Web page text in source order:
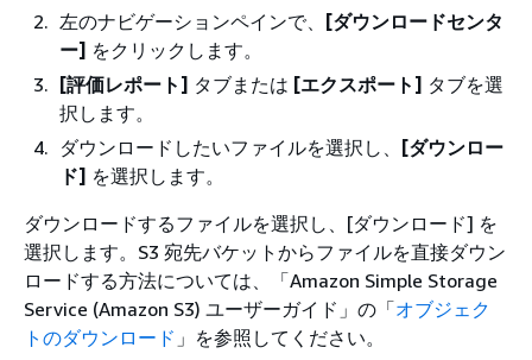
左のナビゲーションペインで、
[ダウンロードセンタ
ー] をクリックします。
[評価レポート] タブまたは [エクスポート] タブを選
択します。
ダウンロードしたいファイルを選択し、
[ダウンロー
ド] を選択します。
ダウンロードするファイルを選択し、[ダウンロード] を
選択します。S3 宛先バケットからファイルを直接ダウン
ロードする方法については、「Amazon Simple Storage
Service (Amazon S3) ユーザーガイド」の「オブジェク
トのダウンロード 」を参照してください。